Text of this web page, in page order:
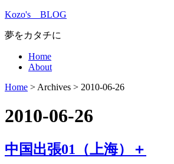
Kozo's BLOG
夢をカタチに
Home
About
Home > Archives > 2010-06-26
2010-06-26
中国出張01（上海）＋